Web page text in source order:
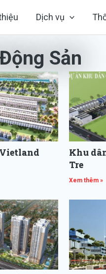
Dịch vụ
Sản
Khu
Tre
Xem thêm »